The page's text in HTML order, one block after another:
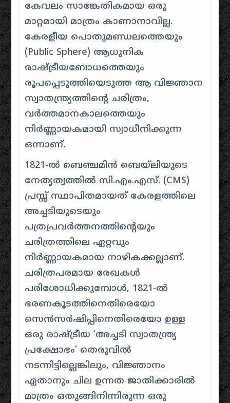
കേവലം സാങ്കേതികമായ ഒരു
മാറ്റമായി മാത്രം കാണാനാവില്ല.
കേരളീയ പൊതുമണ്ഡലത്തെയും
(Public Sphere) ആധുനിക
രാഷ്ട്രീയബോധത്തെയും
രൂപപ്പെടുത്തിയെടുത്ത ആ വിജ്ഞാന
സ്വാതന്ത്ര്യത്തിന്റെ ചരിത്രം,
വർത്തമാനകാലത്തെയും
നിർണ്ണായകമായി സ്വാധീനിക്കുന്ന
ഒന്നാണ്.
1821-ൽ ബെഞ്ചമിൻ ബെയ്‌ലിയുടെ
നേതൃത്വത്തിൽ സി.എം.എസ്. (CMS)
പ്രസ്സ് സ്ഥാപിതമായത് കേരളത്തിലെ
അച്ചടിയുടെയും
പത്രപ്രവർത്തനത്തിന്റെയും
ചരിത്രത്തിലെ ഏറ്റവും
നിർണ്ണായകമായ നാഴികക്കല്ലാണ്.
ചരിത്രപരമായ രേഖകൾ
പരിശോധിക്കുമ്പോൾ, 1821-ൽ
ഭരണകൂടത്തിനെതിരെയോ
സെൻസർഷിപ്പിനെതിരെയോ ഉള്ള
ഒരു രാഷ്ട്രീയ ‘അച്ചടി സ്വാതന്ത്ര്യ
പ്രക്ഷോഭം’ തെരുവിൽ
നടന്നിട്ടില്ലെങ്കിലും, വിജ്ഞാനം
ഏതാനും ചില ഉന്നത ജാതിക്കാരിൽ
മാത്രം ഒതുങ്ങിനിന്നിരുന്ന ഒരു